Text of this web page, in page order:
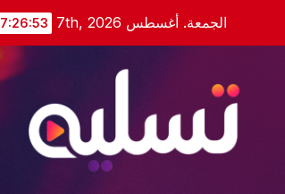
الجمعة. أغسطس 7th, 2026 7:26:54 AM